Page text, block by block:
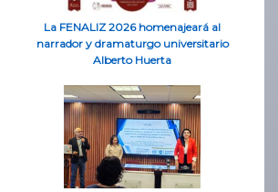
La FENALIZ 2026 homenajeará al
narrador y dramaturgo universitario
Alberto Huerta